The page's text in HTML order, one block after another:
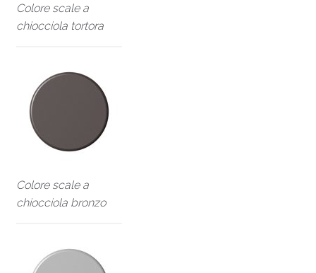
Colore scale a
chiocciola tortora
Colore scale a
chiocciola bronzo